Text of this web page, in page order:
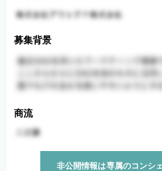
募集背景
商流
非公開情報は専属のコンシ